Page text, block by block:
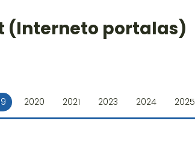
(Interneto portalas)
2020 2021 2023 2024 2025